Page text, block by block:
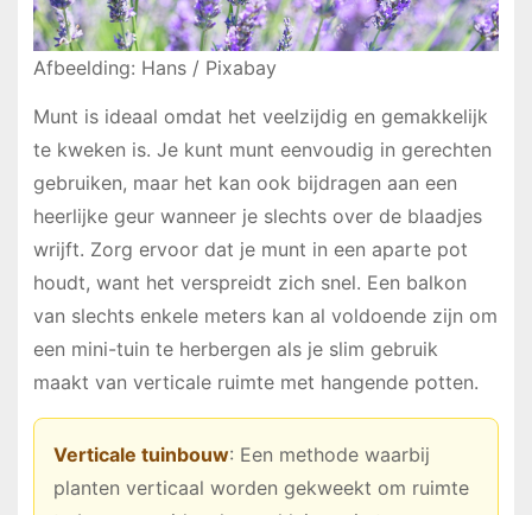
Afbeelding: Hans / Pixabay
Munt is ideaal omdat het veelzijdig en gemakkelijk
te kweken is. Je kunt munt eenvoudig in gerechten
gebruiken, maar het kan ook bijdragen aan een
heerlijke geur wanneer je slechts over de blaadjes
wrijft. Zorg ervoor dat je munt in een aparte pot
houdt, want het verspreidt zich snel. Een balkon
van slechts enkele meters kan al voldoende zijn om
een mini-tuin te herbergen als je slim gebruik
maakt van verticale ruimte met hangende potten.
Verticale tuinbouw: Een methode waarbij
planten verticaal worden gekweekt om ruimte